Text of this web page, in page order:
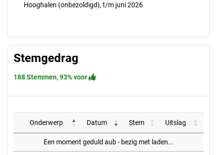
Hooghalen (onbezoldigd), t/m juni 2026
Stemgedrag
188 Stemmen, 93% voor
Onderwerp Datum Stem Uitslag
Een moment geduld aub - bezig met laden...